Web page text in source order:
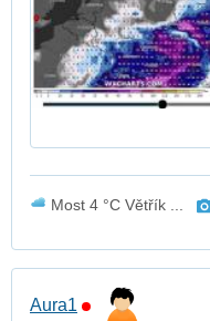
Most 4 °C Větřík ...
Aura1